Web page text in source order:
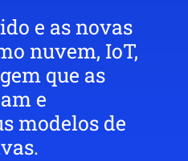
e as novas
nuvem, IoT,
que as
e
modelos de